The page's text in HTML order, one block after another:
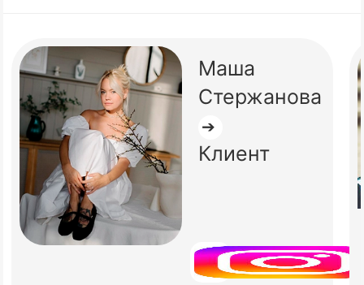
Маша
Стержанова
➔
Клиент